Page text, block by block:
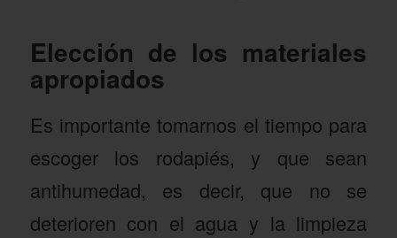
Elección de los materiales
apropiados
Es importante tomarnos el tiempo para
escoger los rodapiés, y que sean
antihumedad, es decir, que no se
deterioren con el agua y la limpieza